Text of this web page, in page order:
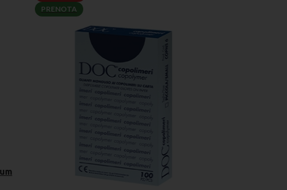
PRENOTA